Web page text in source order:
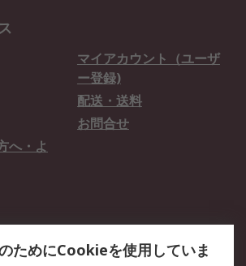
マイアカウント（ユーザ
ー登録)
配送・送料
お問合せ
へ・よ
ためにCookieを使用していま